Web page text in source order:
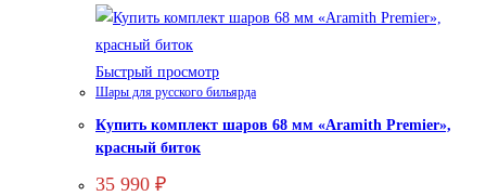
Быстрый просмотр
Шары для русского бильярда
Купить комплект шаров 68 мм «Aramith Premier»,
красный биток
35 990 ₽